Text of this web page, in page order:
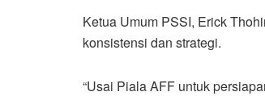
Ketua Umum PSSI, Erick
konsistensi dan strategi.
“Usai Piala AFF untuk